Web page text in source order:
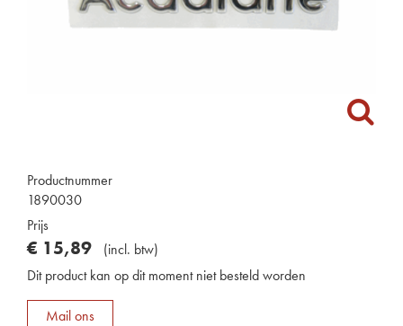
Productnummer
1890030
Prijs
€ 15,89 (incl. btw)
Dit product kan op dit moment niet besteld worden
Mail ons